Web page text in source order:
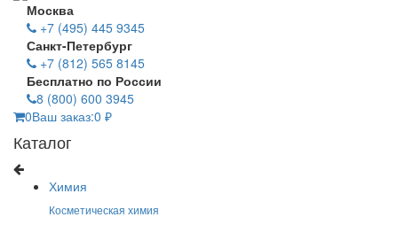
Москва
+7 (495) 445 9345
Санкт-Петербург
+7 (812) 565 8145
Бесплатно по России
8 (800) 600 3945
0Ваш заказ:0 ₽
Каталог
Химия
Косметическая химия